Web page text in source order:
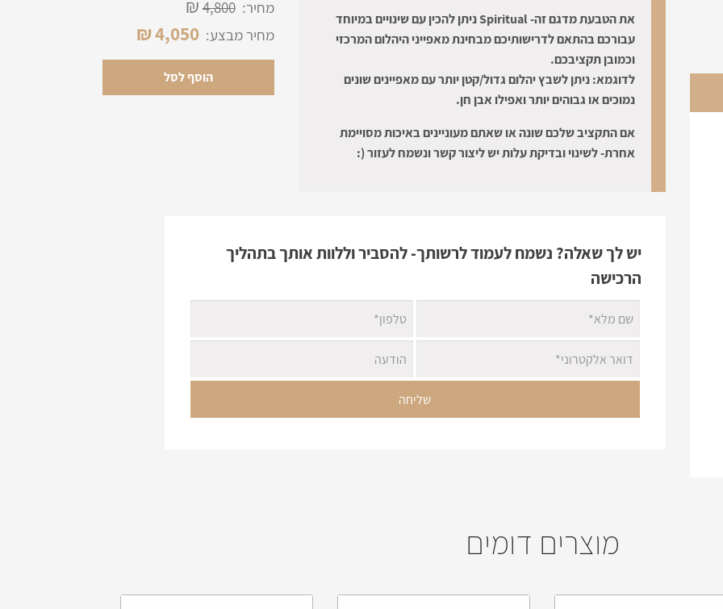
את הטבעת מדגם זה- Spiritual ניתן להכין עם שינויים במיוחד
עבורכם בהתאם לדרישותיכם מבחינת מאפייני היהלום המרכזי
וכמובן תקציבכם.
לדוגמא: ניתן לשבץ יהלום גדול/קטן יותר עם מאפיינים שונים
נמוכים או גבוהים יותר ואפילו אבן חן.
אם התקציב שלכם שונה או שאתם מעוניינים באיכות מסויימת
אחרת- לשינוי ובדיקת עלות יש ליצור קשר ונשמח לעזור (:
מחיר: 4,800
₪
מחיר מבצע: 4,050
₪
הוסף לסל
יש לך שאלה? נשמח לעמוד לרשותך- להסביר וללוות אותך בתהליך
הרכישה
מוצרים דומים